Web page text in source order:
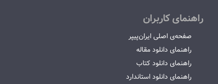
راهنمای کاربران
صفحه‌ی اصلی ایران‌پیپر
راهنمای دانلود مقاله
راهنمای دانلود کتاب
راهنمای دانلود استاندارد